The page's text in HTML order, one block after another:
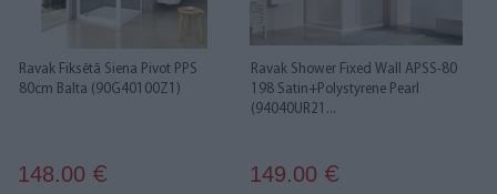
Ravak Fiksētā Siena Pivot PPS
80cm Balta (90G40100Z1)
148.00 €
Ravak Shower Fixed Wall APSS-80
198 Satin+Polystyrene Pearl
(94040UR21...
149.00 €